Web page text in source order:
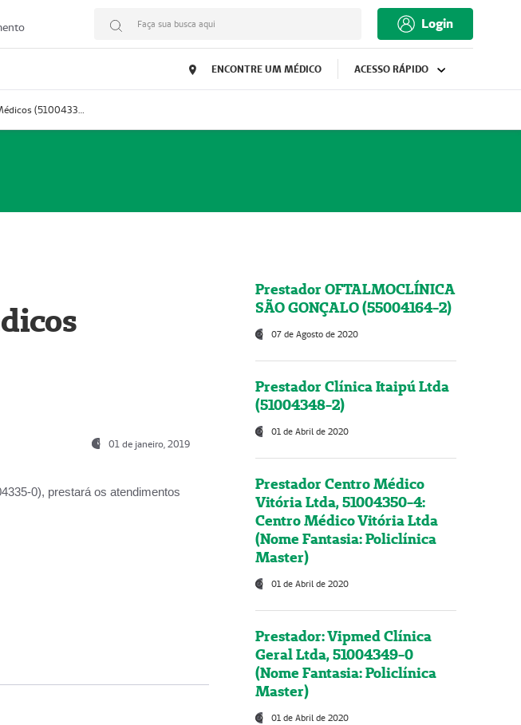
Faça sua busca aqui Login
ENCONTRE UM MÉDICO ACESSO RÁPIDO
Prestador Oncoped Serviços Médicos (51004335-0)
01 de janeiro, 2019
0), prestará os atendimentos
Prestador OFTALMOCLÍNICA
SÃO GONÇALO (55004164-2)
07 de Agosto de 2020
Prestador Clínica Itaipú Ltda
(51004348-2)
01 de Abril de 2020
Prestador Centro Médico
Vitória Ltda, 51004350-4:
Centro Médico Vitória Ltda
(Nome Fantasia: Policlínica
Master)
01 de Abril de 2020
Prestador: Vipmed Clínica
Geral Ltda, 51004349-0
(Nome Fantasia: Policlínica
Master)
01 de Abril de 2020